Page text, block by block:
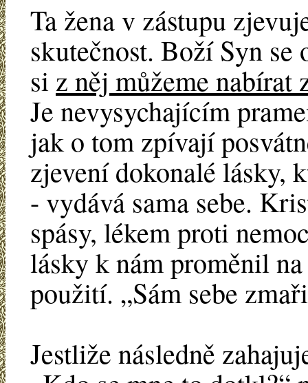
Ta žena v zástupu
skutečnost. Boží Syn
si z něj můžeme nabírat
Je nevysychajícím
jak o tom zpívají
zjevení dokonalé lásky,
- vydává sama sebe.
spásy, lékem proti
lásky k nám proměnil
použití. „Sám sebe
Jestliže následně